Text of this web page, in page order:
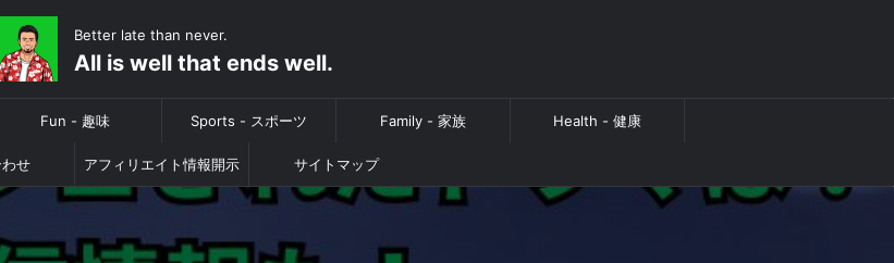
Better late than never.
All is well that ends well.
Fun - 趣味 Sports - スポーツ Family - 家族 Health - 健康
せ アフィリエイト情報開示 サイトマップ